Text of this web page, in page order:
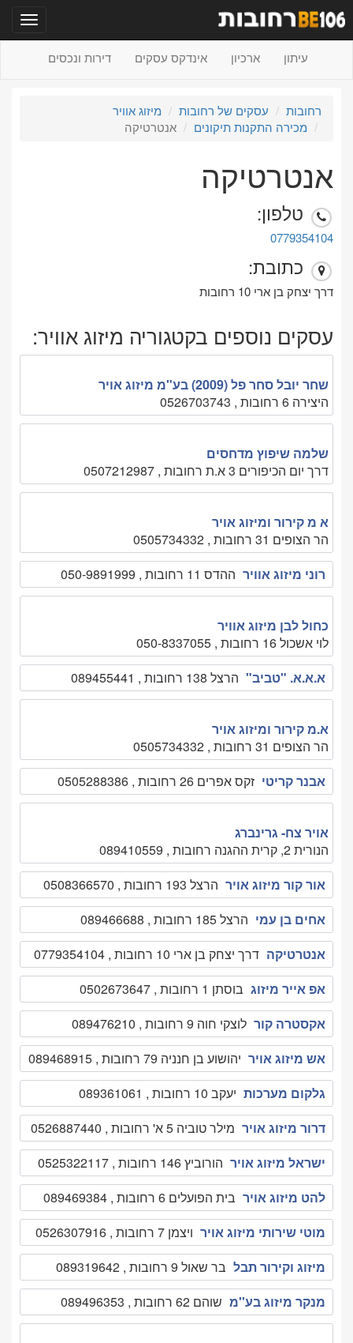
עיתון ארכיון אינדקס עסקים דירות ונכסים
רחובות עסקים של רחובות
מיזוג אוויר
מכירה התקנות תיקונים
אנטרטיקה
אנטרטיקה
טלפון:
0779354104
כתובת:
דרך יצחק בן ארי 10 רחובות
עסקים נוספים בקטגוריה מיזוג אוויר:
שחר יובל סחר פל (2009) בע"מ מיזוג אויר
היצירה 6 רחובות , 0526703743
שלמה שיפוץ מדחסים
דרך יום הכיפורים 3 א.ת רחובות , 0507212987
א מ קירור ומיזוג אויר
הר הצופים 31 רחובות , 0505734332
רוני מיזוג אוויר ההדס 11 רחובות , 050-9891999
כחול לבן מיזוג אוויר
לוי אשכול 16 רחובות , 050-8337055
א.א.א. "טביב" הרצל 138 רחובות , 089455441
א.מ קירור ומיזוג אויר
הר הצופים 31 רחובות , 0505734332
אבנר קריטי זקס אפרים 26 רחובות , 0505288386
אויר צח- גרינברג
הנורית 2, קרית ההגנה רחובות , 089410559
אור קור מיזוג אויר הרצל 193 רחובות , 0508366570
אחים בן עמי הרצל 185 רחובות , 089466688
אנטרטיקה דרך יצחק בן ארי 10 רחובות , 0779354104
אפ אייר מיזוג בוסתן 1 רחובות , 0502673647
אקסטרה קור לוצקי חוה 9 רחובות , 089476210
אש מיזוג אויר יהושוע בן חנניה 79 רחובות , 089468915
גלקום מערכות יעקב 10 רחובות , 089361061
דרור מיזוג אויר מילר טוביה 5 א' רחובות , 0526887440
ישראל מיזוג אויר הורוביץ 146 רחובות , 0525322117
להט מיזוג אויר בית הפועלים 6 רחובות , 089469384
מוטי שירותי מיזוג אויר ויצמן 7 רחובות , 0526307916
מיזוג וקירור תבל בר שאול 9 רחובות , 089319642
מנקר מיזוג בע''מ שוהם 62 רחובות , 089496353